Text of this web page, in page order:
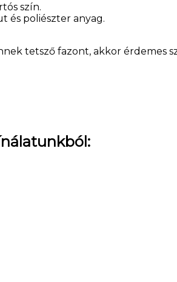
szín.
és poliészter anyag.
tetsző fazont, akkor érdemes